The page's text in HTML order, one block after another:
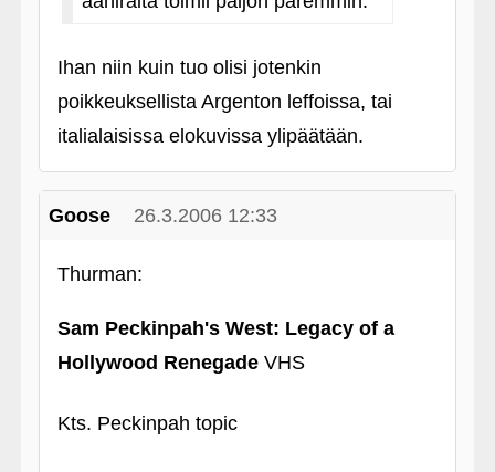
Ihan niin kuin tuo olisi jotenkin
poikkeuksellista Argenton leffoissa, tai
italialaisissa elokuvissa ylipäätään.
Goose 26.3.2006 12:33
Thurman:
Sam Peckinpah's West: Legacy of a
Hollywood RenegadeVHS
Kts. Peckinpah topic